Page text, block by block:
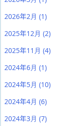
2026年2月 (1)
2025年12月 (2)
2025年11月 (4)
2024年6月 (1)
2024年5月 (10)
2024年4月 (6)
2024年3月 (7)